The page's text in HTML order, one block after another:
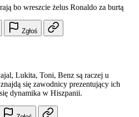
bo wreszcie żelus Ronaldo za burtą
Zgłoś
Lukita, Toni, Benz są raczej u
się zawodnicy prezentujący ich
dynamika w Hiszpanii.